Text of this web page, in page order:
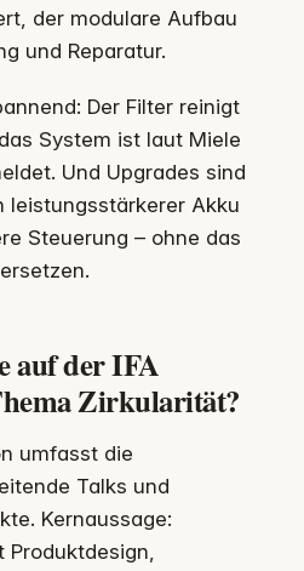
der modulare Aufbau
und Reparatur.
Der Filter reinigt
System ist laut Miele
Und Upgrades sind
leistungsstärkerer Akku
Steuerung – ohne das
auf der IFA
Zirkularität?
umfasst die
Talks und
Kernaussage:
Produktdesign,